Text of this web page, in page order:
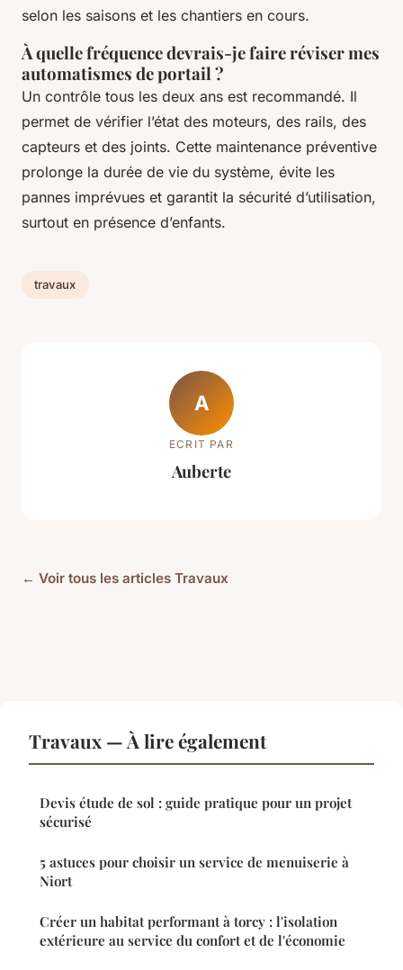
selon les saisons et les chantiers en cours.
À quelle fréquence devrais-je faire réviser mes
automatismes de portail ?
Un contrôle tous les deux ans est recommandé. Il
permet de vérifier l’état des moteurs, des rails, des
capteurs et des joints. Cette maintenance préventive
prolonge la durée de vie du système, évite les
pannes imprévues et garantit la sécurité d’utilisation,
surtout en présence d’enfants.
travaux
A
ECRIT PAR
Auberte
← Voir tous les articles Travaux
Travaux — À lire également
Devis étude de sol : guide pratique pour un projet
sécurisé
5 astuces pour choisir un service de menuiserie à
Niort
Créer un habitat performant à torcy : l'isolation
extérieure au service du confort et de l'économie